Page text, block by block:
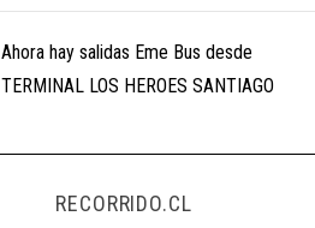
Ahora hay salidas Eme Bus desde
TERMINAL LOS HEROES SANTIAGO
RECORRIDO.CL